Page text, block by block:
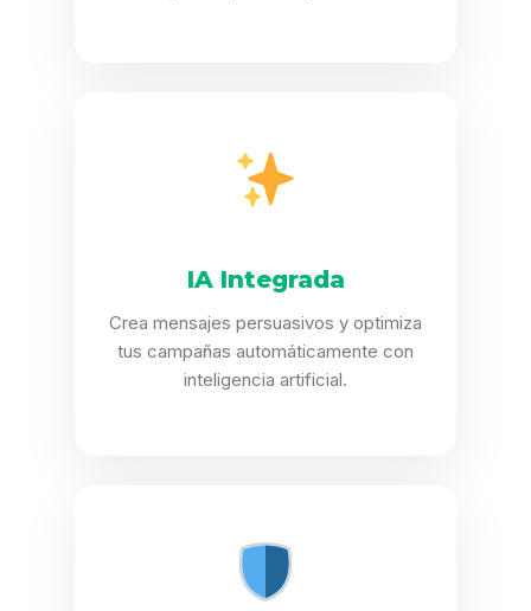
IA Integrada
Crea mensajes persuasivos y optimiza
tus campañas automáticamente con
inteligencia artificial.